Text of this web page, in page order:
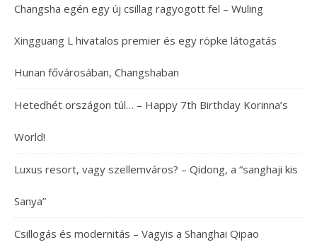
Changsha egén egy új csillag ragyogott fel – Wuling
Xingguang L hivatalos premier és egy röpke látogatás
Hunan fővárosában, Changshaban
Hetedhét országon túl… – Happy 7th Birthday Korinna’s
World!
Luxus resort, vagy szellemváros? – Qidong, a “sanghaji kis
Sanya”
Csillogás és modernitás – Vagyis a Shanghai Qipao